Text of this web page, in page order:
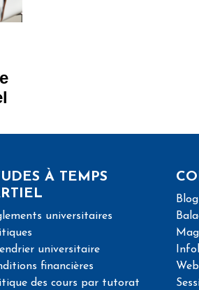
À TEMPS
universitaires
universitaire
financières
des cours par tutorat
Blog